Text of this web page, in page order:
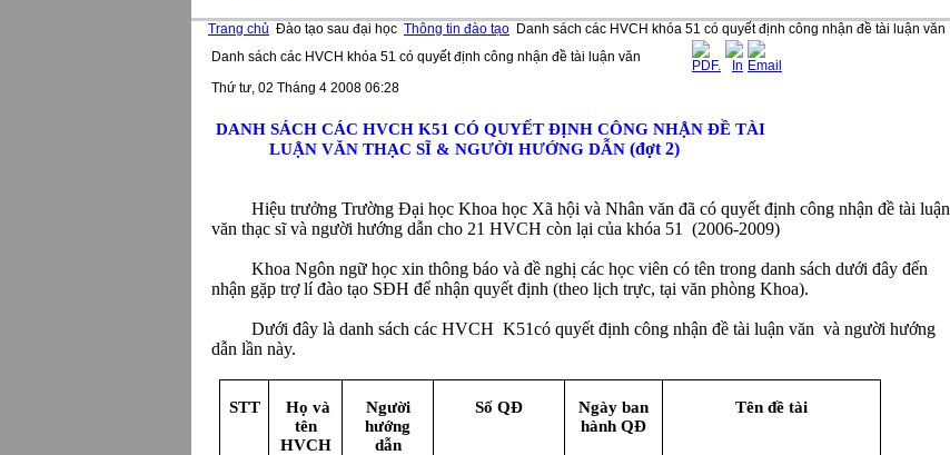
Trang chủ Đào tạo sau đại học Thông tin đào tạo Danh sách các HVCH khóa 51 có quyết định công nhận đề tài luận văn
Danh sách các HVCH khóa 51 có quyết định công nhận đề tài luận văn
Thứ tư, 02 Tháng 4 2008 06:28
DANH SÁCH CÁC HVCH K51 CÓ QUYẾT ĐỊNH CÔNG NHẬN ĐỀ TÀI
LUẬN VĂN THẠC SĨ & NGƯỜI HƯỚNG DẪN (đợt 2)
Hiệu trưởng Trường Đại học Khoa học Xã hội và Nhân văn đã có quyết định công nhận đề tài luận
văn thạc sĩ và người hướng dẫn cho 21 HVCH còn lại của khóa 51
(2006-2009)
Khoa Ngôn ngữ học xin thông báo và đề nghị các học viên có tên trong danh sách dưới đây đến
nhận gặp trợ lí đào tạo SĐH để nhận quyết định (theo lịch trực, tại văn phòng Khoa).
Dưới đây là danh sách các HVCH K51có quyết định công nhận đề tài luận văn và người hướng
dẫn lần này.
STT
Họ và
tên
HVCH
Người
hướng
dẫn
Số QĐ
Ngày ban
hành QĐ
Tên đề tài